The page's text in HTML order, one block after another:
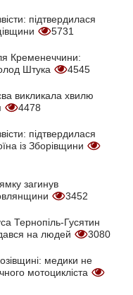
підтвердилася
5731
Кременеччини:
Штука
4545
викликала хвилю
4478
підтвердилася
із Зборівщини
загинув
3452
Тернопіль-Гусятин
на людей
3080
медики не
мотоцикліста